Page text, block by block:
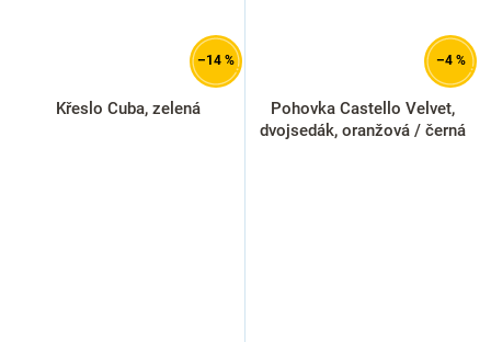
–14 %
Křeslo Cuba, zelená
–4 %
Pohovka Castello Velvet,
dvojsedák, oranžová / černá